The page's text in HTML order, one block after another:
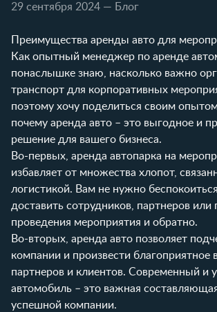
29 сентября 2024 — Блог
Преимущества аренды авто для
Как опытный менеджер по аренде
понаслышке знаю, насколько важно
транспорт для корпоративных
поэтому хочу поделиться своим опытом
почему аренда авто – это выгодное и
решение для вашего бизнеса.
Во-первых, аренда автопарка на
избавляет от множества хлопот,
логистикой. Вам не нужно
доставить сотрудников, партнеров или
проведения мероприятия и обратно.
Во-вторых, аренда авто позволяет
компании и произвести благоприятное
партнеров и клиентов. Современный и
автомобиль – это важная
успешной компании.